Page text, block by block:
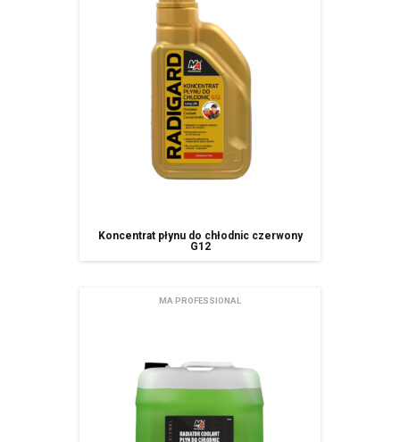
Koncentrat płynu do chłodnic czerwony
G12
MA PROFESSIONAL
Pani/Pana dane będą nie przetwarzane w sposób zautomatyzowany w
tym również w formie profilowania.
podanie danych osobowych jest dobrowolne ale niezbędne do
korzystania z usługi newsletter.